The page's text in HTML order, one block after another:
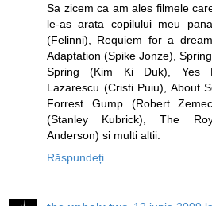
Sa zicem ca am ales filmele
le-as arata copilului meu
(Felinni), Requiem for a
Adaptation (Spike Jonze),
Spring (Kim Ki Duk), Yes
Lazarescu (Cristi Puiu), About
Forrest Gump (Robert
(Stanley Kubrick), The
Anderson) si multi altii.
Răspundeți